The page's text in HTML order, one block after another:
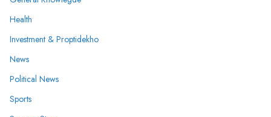
Health
Investment & Proptidekho
News
Political News
Sports